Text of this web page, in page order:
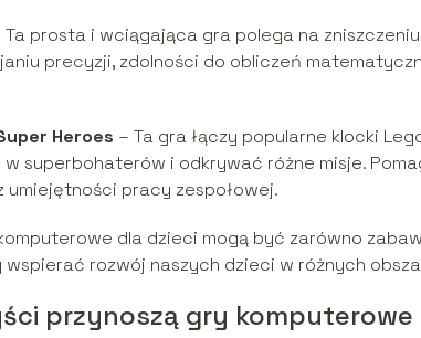
Ta prosta i wciągająca gra polega na
precyzji, zdolności do obliczeń
Heroes – Ta gra łączy popularne klocki
superbohaterów i odkrywać różne misje.
umiejętności pracy zespołowej.
dla dzieci mogą być zarówno
wspierać rozwój naszych dzieci w różnych
przynoszą gry komputerowe